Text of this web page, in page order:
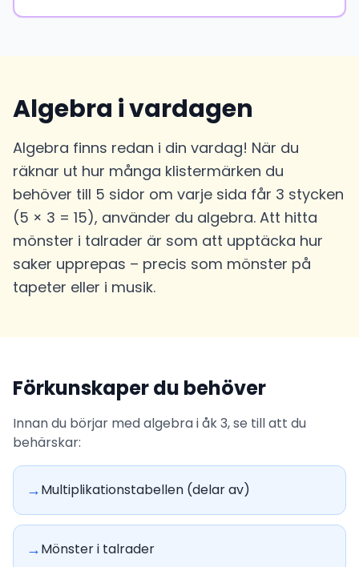
Algebra i vardagen
Algebra finns redan i din vardag! När du
räknar ut hur många klistermärken du
behöver till 5 sidor om varje sida får 3 stycken
(5 × 3 = 15), använder du algebra. Att hitta
mönster i talrader är som att upptäcka hur
saker upprepas – precis som mönster på
tapeter eller i musik.
Förkunskaper du behöver
Innan du börjar med algebra i åk 3, se till att du
behärskar:
→Multiplikationstabellen (delar av)
→Mönster i talrader